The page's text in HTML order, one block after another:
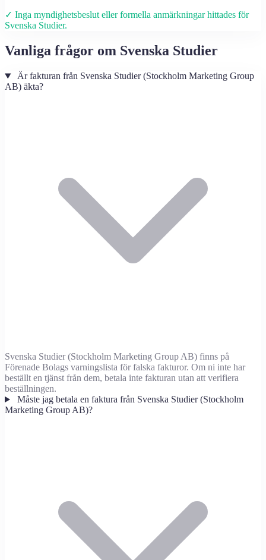
✓ Inga myndighetsbeslut eller formella anmärkningar hittades för
Svenska Studier.
Vanliga frågor om Svenska Studier
Är fakturan från Svenska Studier (Stockholm Marketing Group
AB) äkta?
Svenska Studier (Stockholm Marketing Group AB) finns på
Förenade Bolags varningslista för falska fakturor. Om ni inte har
beställt en tjänst från dem, betala inte fakturan utan att verifiera
beställningen.
Måste jag betala en faktura från Svenska Studier (Stockholm
Marketing Group AB)?